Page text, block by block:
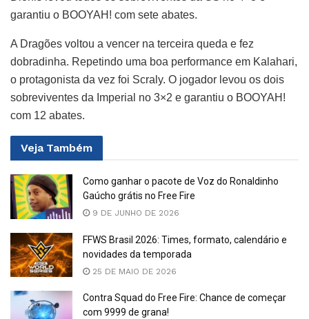
garantiu o BOOYAH! com sete abates.
A Dragões voltou a vencer na terceira queda e fez
dobradinha. Repetindo uma boa performance em Kalahari,
o protagonista da vez foi Scraly. O jogador levou os dois
sobreviventes da Imperial no 3×2 e garantiu o BOOYAH!
com 12 abates.
Veja Também
Como ganhar o pacote de Voz do Ronaldinho
Gaúcho grátis no Free Fire
9 DE JUNHO DE 2026
FFWS Brasil 2026: Times, formato, calendário e
novidades da temporada
25 DE MAIO DE 2026
Contra Squad do Free Fire: Chance de começar
com 9999 de grana!